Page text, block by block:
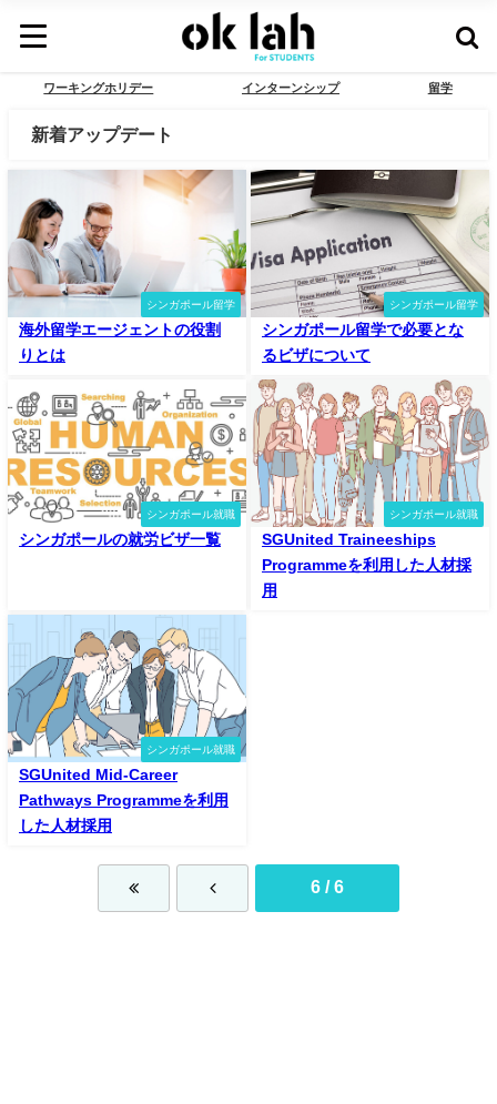
ワーキングホリデー インターンシップ 留学
新着アップデート
シンガポール留学
海外留学エージェントの役割
りとは
シンガポール留学
シンガポール留学で必要とな
るビザについて
シンガポール就職
シンガポールの就労ビザ一覧
シンガポール就職
SGUnited Traineeships
Programmeを利用した人材採
用
シンガポール就職
SGUnited Mid-Career
Pathways Programmeを利用
した人材採用
6 / 6